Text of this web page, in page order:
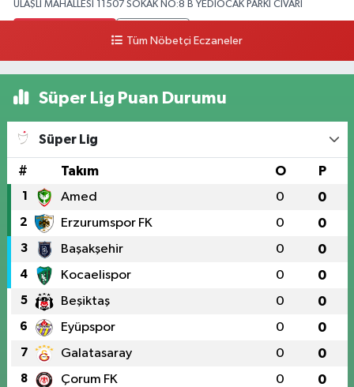
ULAŞLI MAHALLESİ 11507 SOKAK NO:8 B YEDİOCAK PARKI CİVARI
Tüm Nöbetçi Eczaneler
Süper Lig Puan Durumu
Süper Lig
# Takım O P
1 Amed 0 0
2 Erzurumspor FK 0 0
3 Başakşehir 0 0
4 Kocaelispor 0 0
5 Beşiktaş 0 0
6 Eyüpspor 0 0
7 Galatasaray 0 0
8 Çorum FK 0 0